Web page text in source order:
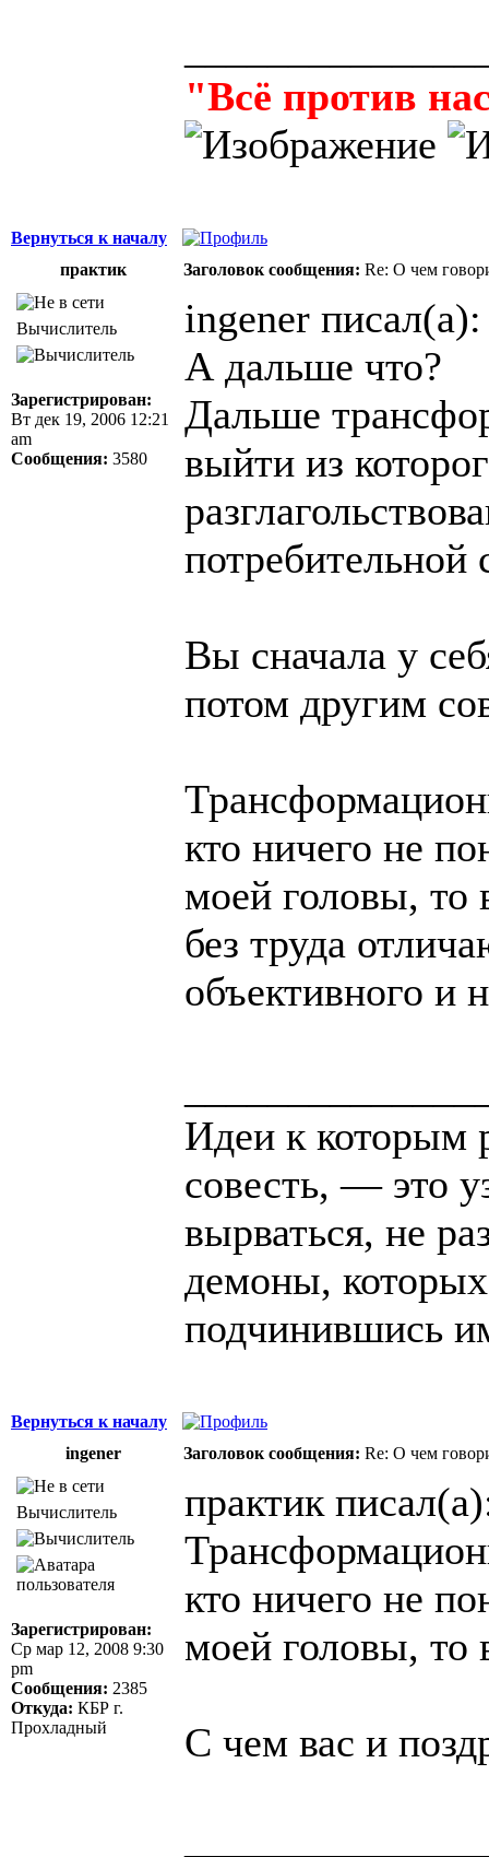
"Всё против
Вернуться к началу
практик
Заголовок сообщения: Re: О чем
Вычислитель
Зарегистрирован:
Вт дек 19, 2006 12:21
am
Сообщения: 3580
ingener писал(а):
А дальше что?
Дальше
выйти из
потребительной
Вы сначала у
потом другим
кто ничего не
моей головы, то
без труда
объективного и
Идеи к которым
совесть, — это
вырваться, не
демоны,
подчинившись
Вернуться к началу
ingener
Заголовок сообщения: Re: О чем
Вычислитель
Зарегистрирован:
Ср мар 12, 2008 9:30
pm
Сообщения: 2385
Откуда: КБР г.
Прохладный
практик
кто ничего не
моей головы, то
С чем вас и